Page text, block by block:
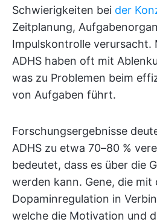
Schwierigkeiten bei der
Zeitplanung,
Impulskontrolle verursacht.
ADHS haben oft mit
was zu Problemen beim
von Aufgaben führt.
Forschungsergebnisse
ADHS zu etwa 70–80 %
bedeutet, dass es über die
werden kann. Gene, die mit
Dopaminregulation in
welche die Motivation und